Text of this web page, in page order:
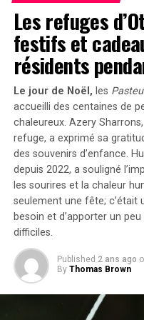
dessous du seuil de
santé doivent prendre
obstacles à l’accès aux
méthodes de prestation
des stratégies
surveillance à distance
changement significatif.
Vers des Solutions
Il est crucial d’explorer
innovantes, des
des cadres de gestion
résultats des patients et
l’hypertension sur la
patients.
Proposition de
Les refuges
festifs et
résidents
Le jour de Noël, les
accueilli des centaines de
chaleureux. Azery
refuge, a exprimé sa
des souvenirs d’enfance.
depuis 2022, a souligné
les sourires et la chaleur
seulement une fête; c’était
besoin et d’apporter un
difficiles.
Published 2 ans ago
By Thomas Brown